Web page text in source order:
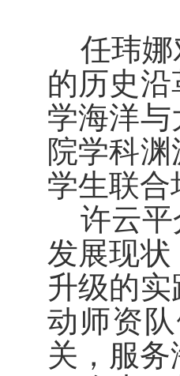
任玮
的历史
学海洋
院学科
学生联
许云
发展现
升级的
动师资
关，服